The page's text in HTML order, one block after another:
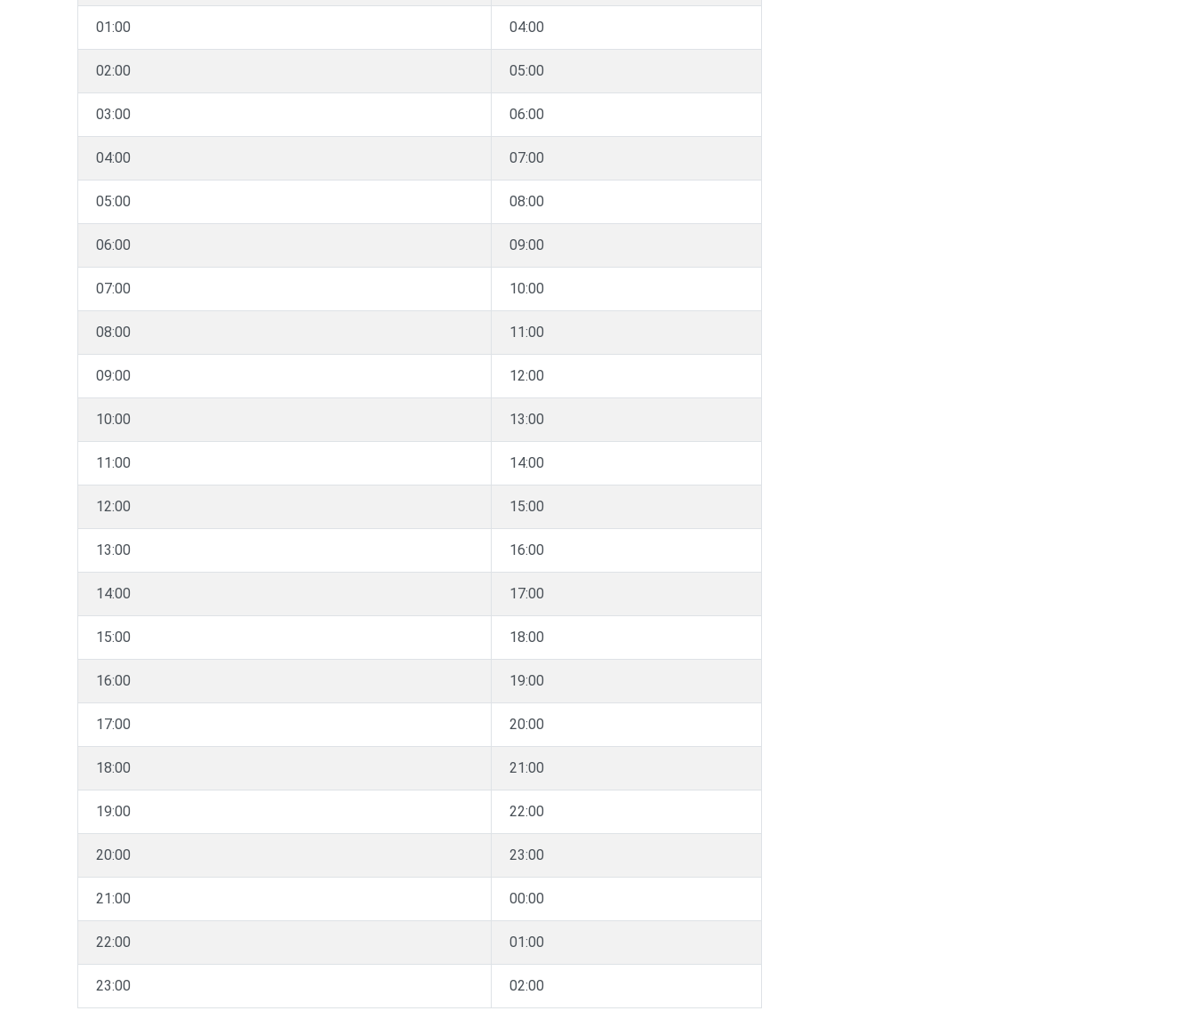
01:00 04:00
02:00 05:00
03:00 06:00
04:00 07:00
05:00 08:00
06:00 09:00
07:00 10:00
08:00 11:00
09:00 12:00
10:00 13:00
11:00 14:00
12:00 15:00
13:00 16:00
14:00 17:00
15:00 18:00
16:00 19:00
17:00 20:00
18:00 21:00
19:00 22:00
20:00 23:00
21:00 00:00
22:00 01:00
23:00 02:00